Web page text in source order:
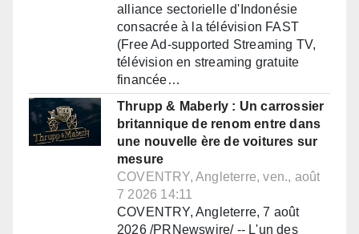
alliance sectorielle d'Indonésie
consacrée à la télévision FAST
(Free Ad-supported Streaming TV,
télévision en streaming gratuite
financée…
Thrupp & Maberly : Un carrossier
britannique de renom entre dans
une nouvelle ère de voitures sur
mesure
COVENTRY, Angleterre, ven., août
7 2026 14:11
COVENTRY, Angleterre, 7 août
2026 /PRNewswire/ -- L'un des